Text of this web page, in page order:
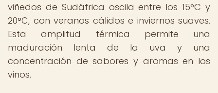
viñedos de Sudáfrica oscila entre los 15°C y
20°C, con veranos cálidos e inviernos suaves.
Esta amplitud térmica permite una
maduración lenta de la uva y una
concentración de sabores y aromas en los
vinos.